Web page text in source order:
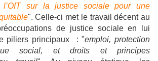
l’OIT sur la justice sociale pour une
". Celle-ci met le travail décent au
de justice sociale en lui
piliers principaux : "emploi, protection
social, et droits et principes